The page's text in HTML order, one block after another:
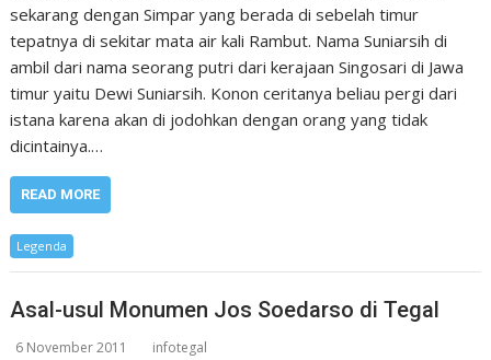
sekarang dengan Simpar yang berada di sebelah timur
tepatnya di sekitar mata air kali Rambut. Nama Suniarsih di
ambil dari nama seorang putri dari kerajaan Singosari di Jawa
timur yaitu Dewi Suniarsih. Konon ceritanya beliau pergi dari
istana karena akan di jodohkan dengan orang yang tidak
dicintainya.…
READ MORE
Legenda
Asal-usul Monumen Jos Soedarso di Tegal
6 November 2011 infotegal